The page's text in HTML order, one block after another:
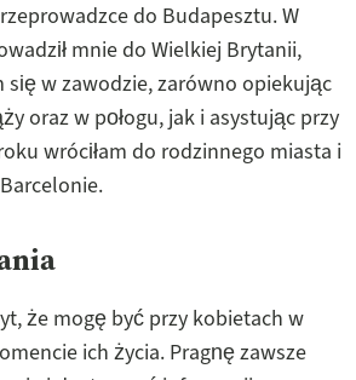
do Budapesztu. W
mnie do Wielkiej Brytanii,
się w zawodzie, zarówno opiekując
oraz w połogu, jak i asystując przy
wróciłam do rodzinnego miasta i
że mogę być przy kobietach w
ich życia. Pragnę zawsze